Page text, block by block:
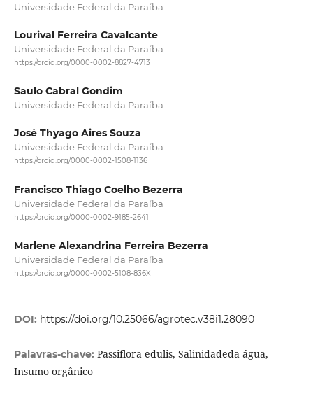
Universidade Federal da Paraíba
Lourival Ferreira Cavalcante
Universidade Federal da Paraíba
https://orcid.org/0000-0002-8827-4713
Saulo Cabral Gondim
Universidade Federal da Paraíba
José Thyago Aires Souza
Universidade Federal da Paraíba
https://orcid.org/0000-0002-1508-1136
Francisco Thiago Coelho Bezerra
Universidade Federal da Paraíba
https://orcid.org/0000-0002-9185-2641
Marlene Alexandrina Ferreira Bezerra
Universidade Federal da Paraíba
https://orcid.org/0000-0002-5108-836X
DOI: https://doi.org/10.25066/agrotec.v38i1.28090
Palavras-chave: Passiflora edulis, Salinidadeda água,
Insumo orgânico